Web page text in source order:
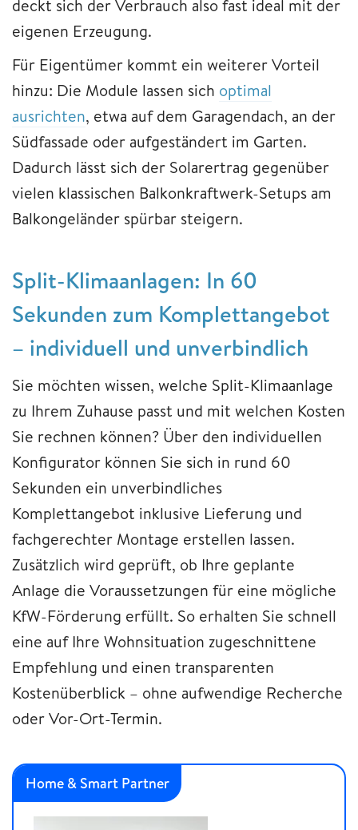
deckt sich der Verbrauch also fast ideal mit der
eigenen Erzeugung.
Für Eigentümer kommt ein weiterer Vorteil
hinzu: Die Module lassen sich optimal
ausrichten, etwa auf dem Garagendach, an der
Südfassade oder aufgeständert im Garten.
Dadurch lässt sich der Solarertrag gegenüber
vielen klassischen Balkonkraftwerk-Setups am
Balkongeländer spürbar steigern.
Split-Klimaanlagen: In 60
Sekunden zum Komplettangebot
– individuell und unverbindlich
Sie möchten wissen, welche Split-Klimaanlage
zu Ihrem Zuhause passt und mit welchen Kosten
Sie rechnen können? Über den individuellen
Konfigurator können Sie sich in rund 60
Sekunden ein unverbindliches
Komplettangebot inklusive Lieferung und
fachgerechter Montage erstellen lassen.
Zusätzlich wird geprüft, ob Ihre geplante
Anlage die Voraussetzungen für eine mögliche
KfW-Förderung erfüllt. So erhalten Sie schnell
eine auf Ihre Wohnsituation zugeschnittene
Empfehlung und einen transparenten
Kostenüberblick – ohne aufwendige Recherche
oder Vor-Ort-Termin.
Home & Smart Partner